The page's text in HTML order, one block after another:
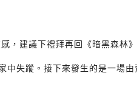
，建議下禮拜再回《暗黑森林》
失蹤。接下來發生的是一場